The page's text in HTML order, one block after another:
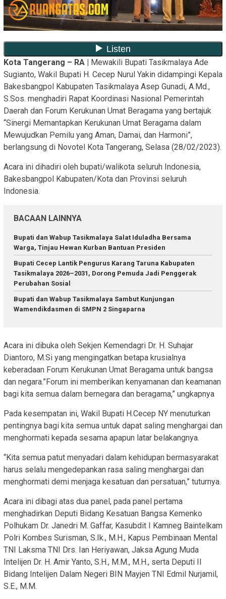
Kota Tangerang – RA |
Mewakili Bupati Tasikmalaya Ade
Sugianto, Wakil Bupati H. Cecep Nurul Yakin didampingi Kepala
Bakesbangpol Kabupaten Tasikmalaya Asep Gunadi, A.Md.,
S.Sos. menghadiri Rapat Koordinasi Nasional Pemerintah
Daerah dan Forum Kerukunan Umat Beragama yang bertajuk
“Sinergi Memantapkan Kerukunan Umat Beragama dalam
Mewujudkan Pemilu yang Aman, Damai, dan Harmoni”,
berlangsung di Novotel Kota Tangerang, Selasa (28/02/2023).
Acara ini dihadiri oleh bupati/walikota seluruh Indonesia,
Bakesbangpol Kabupaten/Kota dan Provinsi seluruh
Indonesia.
BACAAN LAINNYA
Bupati dan Wabup Tasikmalaya Salat Iduladha Bersama
Warga, Tinjau Hewan Kurban Bantuan Presiden
Bupati Cecep Lantik Pengurus Karang Taruna Kabupaten
Tasikmalaya 2026–2031, Dorong Pemuda Jadi Penggerak
Perubahan Sosial
Bupati dan Wabup Tasikmalaya Sambut Kunjungan
Wamendikdasmen di SMPN 2 Singaparna
Acara ini dibuka oleh Sekjen Kemendagri Dr. H. Suhajar
Diantoro, M.Si yang mengingatkan betapa krusialnya
keberadaan Forum Kerukunan Umat Beragama untuk bangsa
dan negara.”Forum ini memberikan kenyamanan dan keamanan
bagi kita semua dalam bernegara dan beragama,” ungkapnya
Pada kesempatan ini, Wakil Bupati H.Cecep NY menuturkan
pentingnya bagi kita semua untuk dapat saling menghargai dan
menghormati kepada sesama apapun latar belakangnya.
“Kita semua patut menyadari dalam kehidupan bermasyarakat
harus selalu mengedepankan rasa saling menghargai dan
menghormati demi menjaga kesatuan dan persatuan,” tuturnya.
Acara ini dibagi atas dua panel, pada panel pertama
menghadirkan Deputi Bidang Kesatuan Bangsa Kemenko
Polhukam Dr. Janedri M. Gaffar, Kasubdit I Kamneg Baintelkam
Polri Kombes Surisman, S.Ik., M.H., Kapus Pembinaan Mental
TNI Laksma TNI Drs. Ian Heriyawan, Jaksa Agung Muda
Intelijen Dr. H. Amir Yanto, S.H., M.M., M.H., serta Deputi II
Bidang Intelijen Dalam Negeri BIN Mayjen TNI Edmil Nurjamil,
S.E., M.M.